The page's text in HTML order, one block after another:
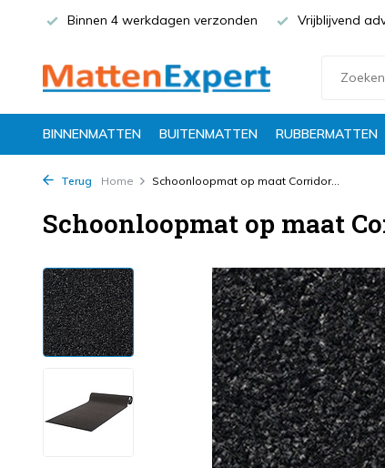
Binnen 4 werkdagen verzonden Vrijblijvend
BINNENMATTEN BUITENMATTEN RUBBERMATTEN
Terug Home Schoonloopmat op maat Corridor...
Schoonloopmat op maat